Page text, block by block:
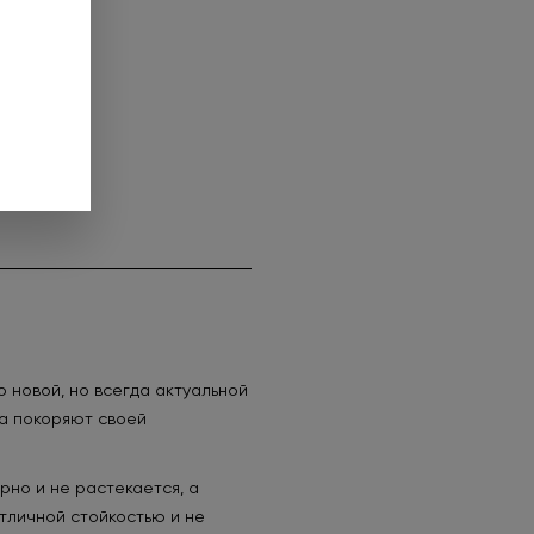
но всегда актуальной
покоряют своей
и не растекается, а
стойкостью и не
Предложение
01.09.2026.